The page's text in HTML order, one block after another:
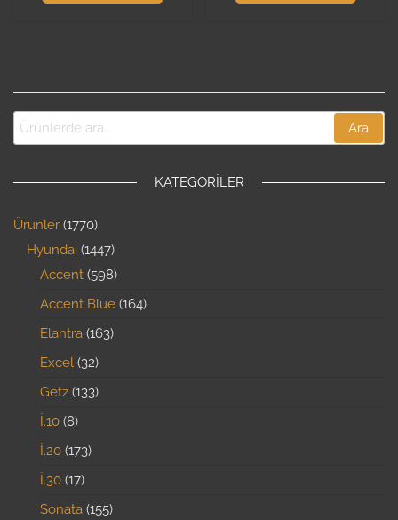
Ara
KATEGORILER
Ürünler 1770
Hyundai 1447
Accent 598
Accent Blue 164
Elantra 163
Excel 32
Getz 133
İ.10 8
İ.20 173
İ.30 17
Sonata 155